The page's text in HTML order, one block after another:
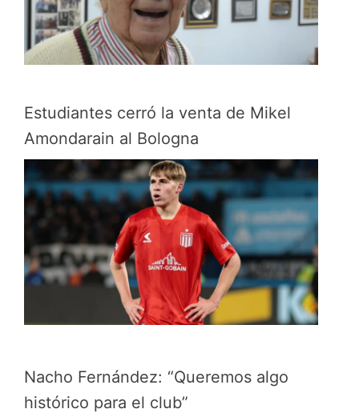
Estudiantes cerró la venta de Mikel
Amondarain al Bologna
Nacho Fernández: “Queremos algo
histórico para el club”